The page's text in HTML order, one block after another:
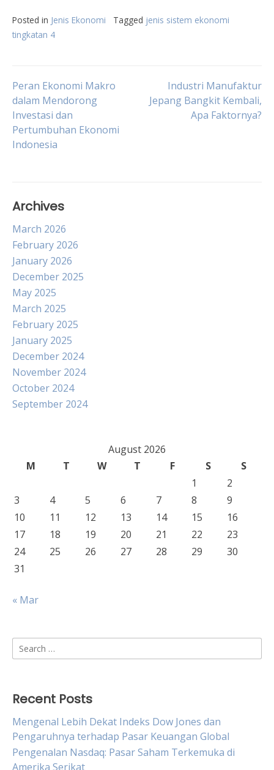
Posted in Jenis Ekonomi Tagged jenis sistem ekonomi
tingkatan 4
Post
navigation
Peran Ekonomi Makro
dalam Mendorong
Investasi dan
Pertumbuhan Ekonomi
Indonesia
Industri Manufaktur
Jepang Bangkit Kembali,
Apa Faktornya?
Archives
March 2026
February 2026
January 2026
December 2025
May 2025
March 2025
February 2025
January 2025
December 2024
November 2024
October 2024
September 2024
August 2026
M
T W T F S
S
1
2
3
4 5 6 7 8
9
10
11 12 13 14 15
16
17
18 19 20 21 22
23
24
25 26 27 28 29
30
31
« Mar
Search
for:
Recent Posts
Mengenal Lebih Dekat Indeks Dow Jones dan
Pengaruhnya terhadap Pasar Keuangan Global
Pengenalan Nasdaq: Pasar Saham Terkemuka di
Amerika Serikat